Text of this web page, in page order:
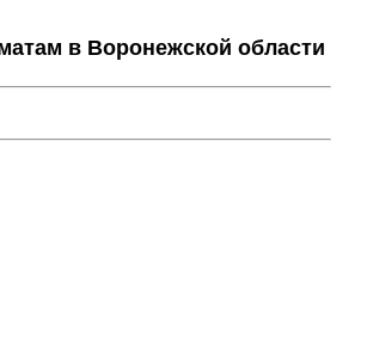
в Воронежской области